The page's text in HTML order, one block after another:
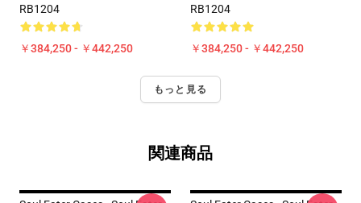
RB1204
￥384,250 - ￥442,250
RB1204
￥384,250 - ￥442,250
もっと見る
関連商品